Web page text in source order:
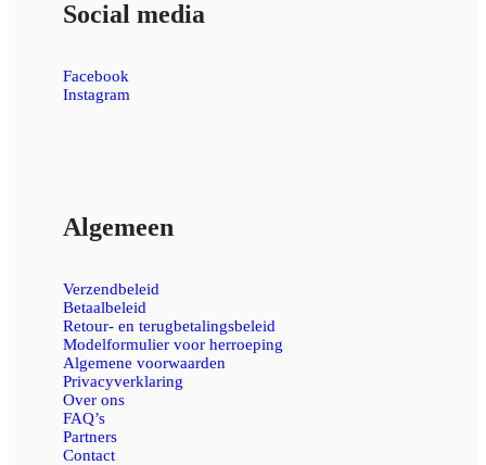
Social media
Facebook
Instagram
Algemeen
Verzendbeleid
Betaalbeleid
Retour- en terugbetalingsbeleid
Modelformulier voor herroeping
Algemene voorwaarden
Privacyverklaring
Over ons
FAQ’s
Partners
Contact